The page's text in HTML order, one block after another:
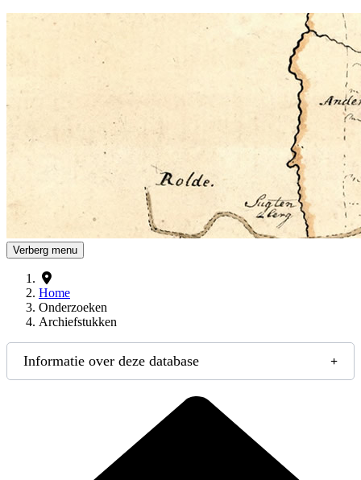
Drents Archief
Verberg menu
Home
Onderzoeken
Archiefstukken
Informatie over deze database